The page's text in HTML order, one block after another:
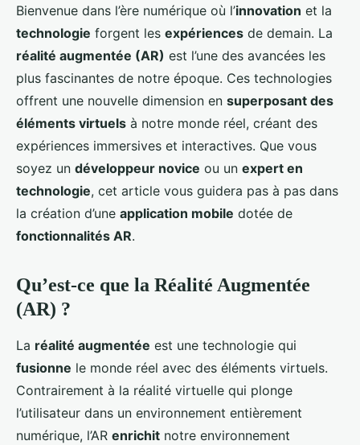
Comment développer une
application mobile avec des
fonctionnalités de réalité
augmentée (AR)?
Marie•29 août 2024 •6 min de lecture
Bienvenue dans l’ère numérique où l’innovation et la
technologie forgent les expériences de demain. La
réalité augmentée (AR) est l’une des avancées les
plus fascinantes de notre époque. Ces technologies
offrent une nouvelle dimension en superposant des
éléments virtuels à notre monde réel, créant des
expériences immersives et interactives. Que vous
soyez un développeur novice ou un expert en
technologie, cet article vous guidera pas à pas dans
la création d’une application mobile dotée de
fonctionnalités AR.
Qu’est-ce que la Réalité Augmentée
(AR) ?
La réalité augmentée est une technologie qui
fusionne le monde réel avec des éléments virtuels.
Contrairement à la réalité virtuelle qui plonge
l’utilisateur dans un environnement entièrement
numérique, l’AR enrichit notre environnement